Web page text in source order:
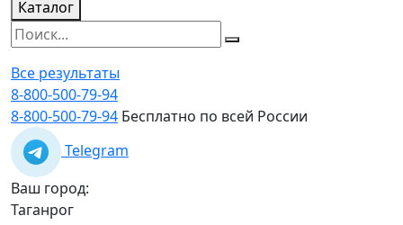
Каталог
Все результаты
8-800-500-79-94
8-800-500-79-94 Бесплатно по всей России
Telegram
Ваш город:
Таганрог